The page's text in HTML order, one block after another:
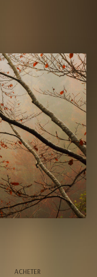
ACHETER